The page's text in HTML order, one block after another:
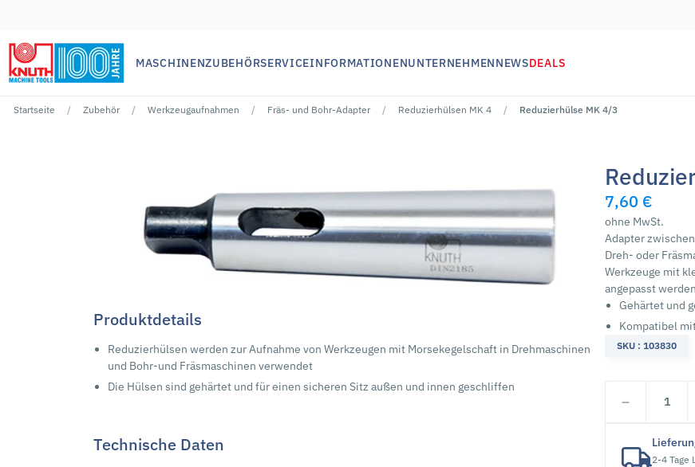
MASCHINENZUBEHÖRSERVICEINFORMATIONENUNTERNEHMENNEWSDEALS
Startseite Zubehör Werkzeugaufnahmen Fräs- und Bohr-Adapter Reduzierhülsen MK 4 Reduzierhülse MK 4/3
Produktdetails
Reduzierhülsen werden zur Aufnahme von Werkzeugen mit Morsekegelschaft in Drehmaschinen
und Bohr-und Fräsmaschinen verwendet
Die Hülsen sind gehärtet und für einen sicheren Sitz außen und innen geschliffen
Technische Daten
7,60 €
ohne MwSt.
Adapter
Dreh- oder
Werkzeuge mit
angepasst
Gehärtet und
Kompatibel
SKU : 103830
1
2-4 Tage